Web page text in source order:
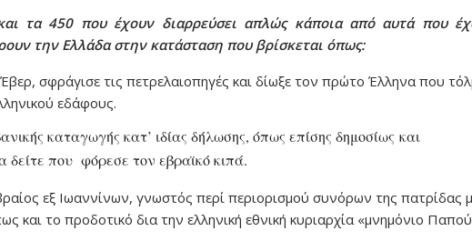
τα 450 που έχουν διαρρεύσει απλώς κάποια από αυτά που
την Ελλάδα στην κατάσταση που βρίσκεται όπως:
σφράγισε τις πετρελαιοπηγές και δίωξε τον πρώτο Έλληνα που
εδάφους.
καταγωγής κατ’ ιδίας δήλωσης, όπως επίσης δημοσίως και
δείτε που φόρεσε τον εβραϊκό κιπά.
εξ Ιωαννίνων, γνωστός περί περιορισμού συνόρων της πατρίδας
και το προδοτικό δια την ελληνική εθνική κυριαρχία «μνημόνιο